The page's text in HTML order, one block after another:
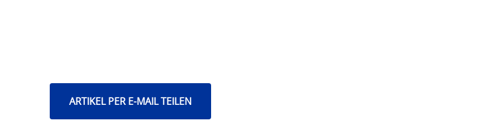
ARTIKEL PER E-MAIL TEILEN